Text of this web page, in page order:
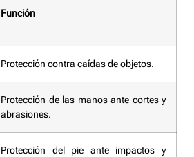
Función
Protección contra caídas de objetos.
Protección de las manos ante cortes y
abrasiones.
Protección del pie ante impactos y